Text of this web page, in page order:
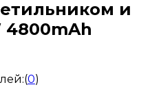
и
4800mAh
(0)